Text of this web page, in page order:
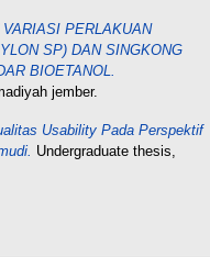
PERLAKUAN
SP) DAN SINGKONG
BIOETANOL.
jember.
Usability Pada Perspektif
Undergraduate thesis,